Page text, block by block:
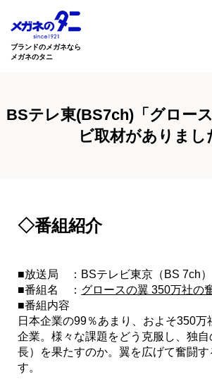
ブランドのメガネなら
メガネのタニ
BSテレ東(BS7ch)「グロー
ビ取材がありまし
◇番組紹介
■放送局 ：BSテレビ東京（BS 7ch）
■番組名 ： グロースの翼 350万社の
■番組内容
日本企業の99％あまり、およそ350万
企業。様々な課題をどう克服し、独
長）を果たすのか。翼を広げて奮闘す
す。